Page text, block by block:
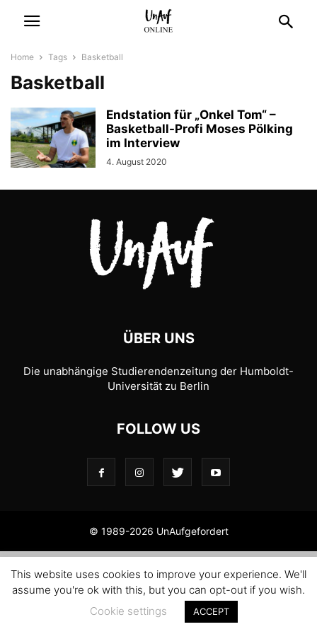
Home Tags Basketball
Basketball
Endstation für „Onkel Tom“ –
Basketball-Profi Moses Pölking
im Interview
4. August 2020
ÜBER UNS
Die unabhängige Studierendenzeitung der Humboldt-
Universität zu Berlin
FOLLOW US
© 1989-2026 UnAufgefordert
This website uses cookies to improve your experience. We'll
assume you're ok with this, but you can opt-out if you wish.
Cookie settings
ACCEPT